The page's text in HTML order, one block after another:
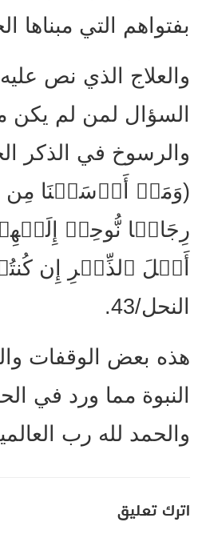
بفتواهم التي مبناها
والعلاج الذي نص
السؤال لمن لم يكن
والرسوخ في الذكر
(وَمَاۤ أَرۡسَلۡنَا مِن
رِجَالࣰا نُّوحِیۤ
أَهۡلَ ٱلذِّكۡرِ إِن
النحل/43.
هذه بعض الوقفات
النبوة مما ورد في
والحمد لله رب
اترك تعليق